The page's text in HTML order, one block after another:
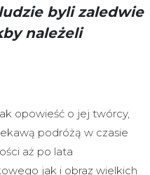
byli zaledwie
należeli
opowieść o jej twórcy,
podróżą w czasie
aż po lata
jak i obraz wielkich